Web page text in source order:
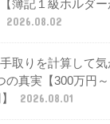
簿記１級ホルダー
2026.08.02
取りを計算して気
の真実【300万円～
2026.08.01